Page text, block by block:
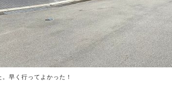
早く行ってよかった！